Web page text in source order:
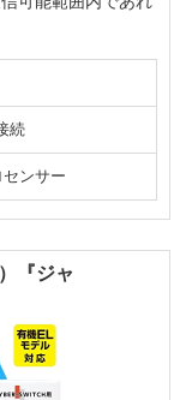
続
ンサー
『ジャ